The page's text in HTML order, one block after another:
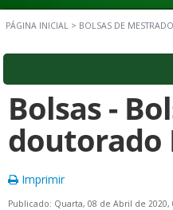
PÁGINA INICIAL > BOLSAS DE
Bolsas -
doutorado
Imprimir
Publicado: Quarta, 08 de Abril de 2020,